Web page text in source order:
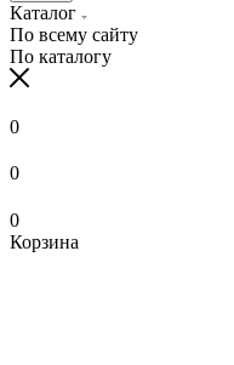
Каталог
По всему сайту
По каталогу
0
0
0
Корзина